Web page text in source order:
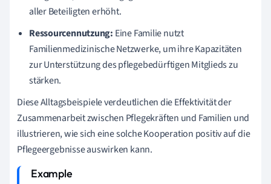
aller Beteiligten erhöht.
Ressourcennutzung: Eine Familie nutzt
Familienmedizinische Netzwerke, um ihre Kapazitäten
zur Unterstützung des pflegebedürftigen Mitglieds zu
stärken.
Diese Alltagsbeispiele verdeutlichen die Effektivität der
Zusammenarbeit zwischen Pflegekräften und Familien und
illustrieren, wie sich eine solche Kooperation positiv auf die
Pflegeergebnisse auswirken kann.